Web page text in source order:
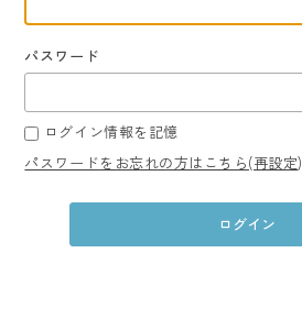
パスワード
ログイン情報を記憶
パスワードをお忘れの方はこちら(再設定)